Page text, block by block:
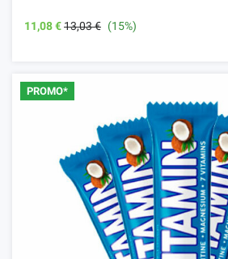
11,08 €13,03 € (15%)
PROMO*